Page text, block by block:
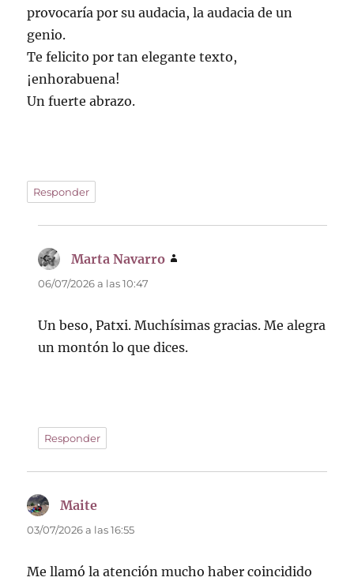
provocaría por su audacia, la audacia de un
genio.
Te felicito por tan elegante texto,
¡enhorabuena!
Un fuerte abrazo.
Responder
Marta Navarro
06/07/2026 a las 10:47
Un beso, Patxi. Muchísimas gracias. Me alegra
un montón lo que dices.
Responder
Maite
03/07/2026 a las 16:55
Me llamó la atención mucho haber coincidido